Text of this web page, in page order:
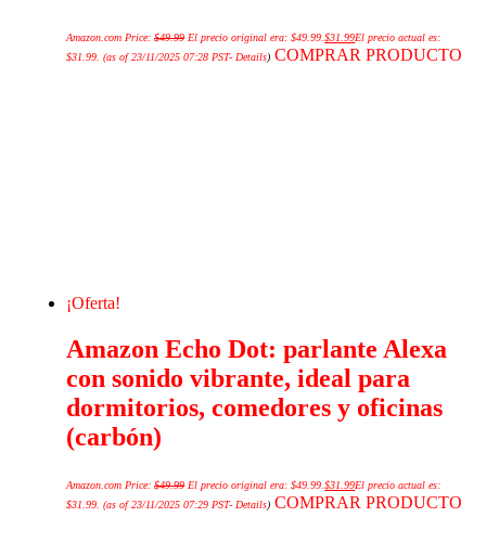
Amazon.com Price:$49.99 El precio original era: $49.99.$31.99El precio actual es:
$31.99. (as of 23/11/2025 07:28 PST- Details) COMPRAR PRODUCTO
¡Oferta!
Amazon Echo Dot: parlante Alexa
con sonido vibrante, ideal para
dormitorios, comedores y oficinas
(carbón)
Amazon.com Price:$49.99 El precio original era: $49.99.$31.99El precio actual es:
$31.99. (as of 23/11/2025 07:29 PST- Details) COMPRAR PRODUCTO